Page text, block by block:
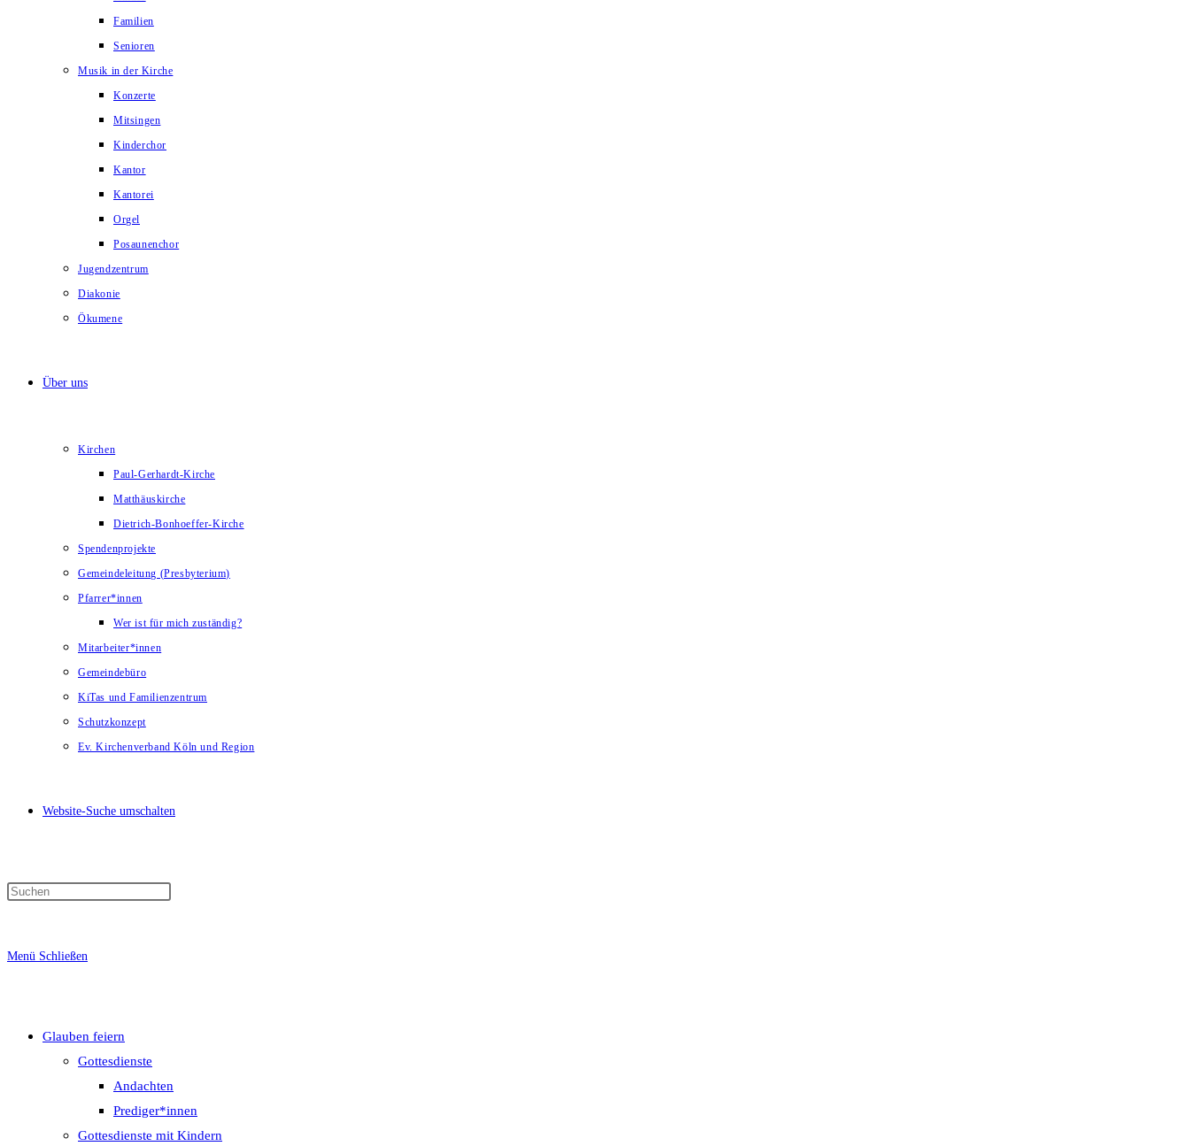
Familien
Senioren
Musik in der Kirche
Konzerte
Mitsingen
Kinderchor
Kantor
Kantorei
Orgel
Posaunenchor
Jugendzentrum
Diakonie
Ökumene
Über uns
Kirchen
Paul-Gerhardt-Kirche
Matthäuskirche
Dietrich-Bonhoeffer-Kirche
Spendenprojekte
Gemeindeleitung (Presbyterium)
Pfarrer*innen
Wer ist für mich zuständig?
Mitarbeiter*innen
Gemeindebüro
KiTas und Familienzentrum
Schutzkonzept
Ev. Kirchenverband Köln und Region
Website-Suche umschalten
Menü Schließen
Glauben feiern
Gottesdienste
Andachten
Prediger*innen
Gottesdienste mit Kindern